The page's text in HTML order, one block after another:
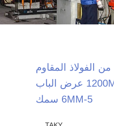
الفولاذ المقاوم
للصدأ مناسبة لـ 800-1200MM عرض الباب
5-6MM سمك